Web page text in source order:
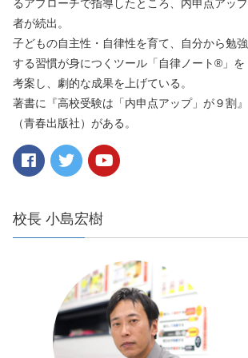
るアプローチで指導したところ、内申点アップ
者が続出。
子どもの自主性・自律性を育て、自分から勉強
する習慣が身につくツール「自律ノート®️」を
考案し、劇的な成果を上げている。
著書に『高校受験は「内申点アップ」が９割』
（青春出版社）がある。
校長 小島宏樹